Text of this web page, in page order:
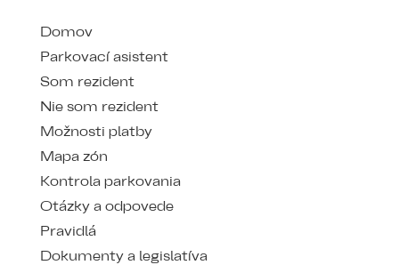
Domov
Parkovací asistent
Som rezident
Nie som rezident
Možnosti platby
Mapa zón
Kontrola parkovania
Otázky a odpovede
Pravidlá
Dokumenty a legislatíva